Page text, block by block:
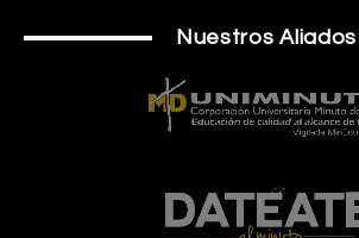
Nuestros Aliados